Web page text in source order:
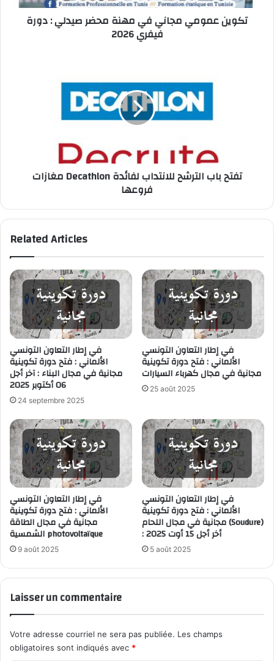
دورة
فيفريتكوين عمومي مجاني في مهنة محضر صيدلي : دورة
فيفري 2026
مغازات Decathlon تفتح باب الترشح للانتداب لفائدة
فروعها
Related Articles
في إطار التعاون التونسي
الألماني : فتح دورة تكوينية
مجانية في مجال البناء : آخر أجل
06 أكتوبر 2025
24 septembre 2025
في إطار التعاون التونسي
الألماني : فتح دورة تكوينية
مجانية في مجال كهرباء السيارات
25 août 2025
في إطار التعاون التونسي
الألماني : فتح دورة تكوينية
مجانية في مجال الطاقة
الشمسية photovoltaïque
9 août 2025
في إطار التعاون التونسي
الألماني : فتح دورة تكوينية
مجانية في مجال اللحام (Soudure)
: أخر أجل 15 أوت 2025
5 août 2025
Laisser un commentaire
Votre adresse courriel ne sera pas publiée. Les champs
obligatoires sont indiqués avec *